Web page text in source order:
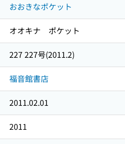
おおきなポケット
オオキナ ポケット
227 227号(2011.2)
福音館書店
2011.02.01
2011